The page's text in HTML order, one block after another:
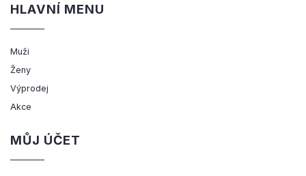
HLAVNÍ MENU
Muži
Ženy
Výprodej
Akce
MŮJ ÚČET